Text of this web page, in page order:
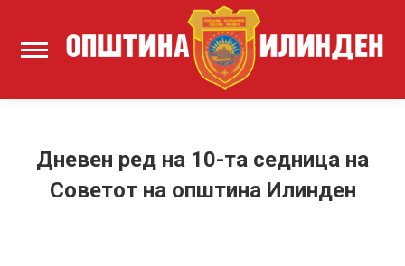
Дневен ред на 10-та седница на
Советот на општина Илинден